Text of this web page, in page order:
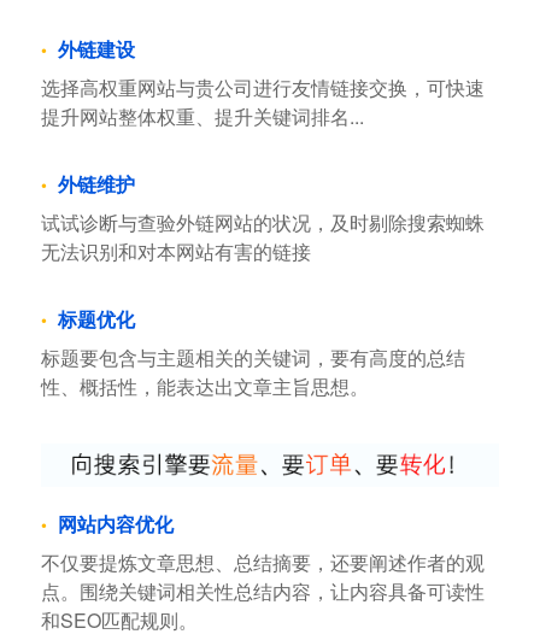
外链建设
选择高权重网站与贵公司进行友情链接交换，可快速
提升网站整体权重、提升关键词排名...
外链维护
试试诊断与查验外链网站的状况，及时剔除搜索蜘蛛
无法识别和对本网站有害的链接
标题优化
标题要包含与主题相关的关键词，要有高度的总结
性、概括性，能表达出文章主旨思想。
网站内容优化
不仅要提炼文章思想、总结摘要，还要阐述作者的观
点。围绕关键词相关性总结内容，让内容具备可读性
和SEO匹配规则。